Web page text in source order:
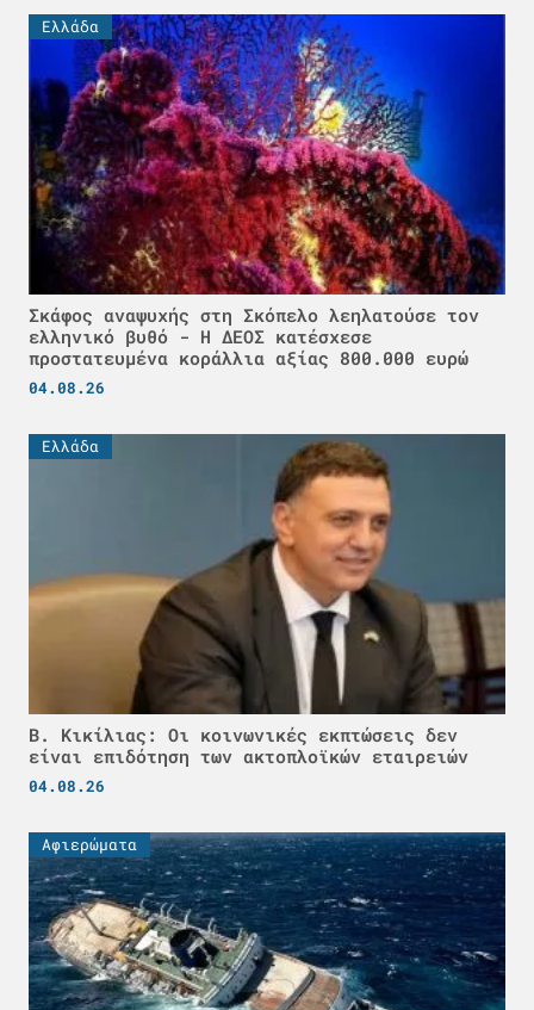
Ελλάδα
Σκάφος αναψυχής στη Σκόπελο λεηλατούσε τον
ελληνικό βυθό - H ΔΕΟΣ κατέσχεσε
προστατευμένα κοράλλια αξίας 800.000 ευρώ
04.08.26
Ελλάδα
Β. Κικίλιας: Οι κοινωνικές εκπτώσεις δεν
είναι επιδότηση των ακτοπλοϊκών εταιρειών
04.08.26
Αφιερώματα